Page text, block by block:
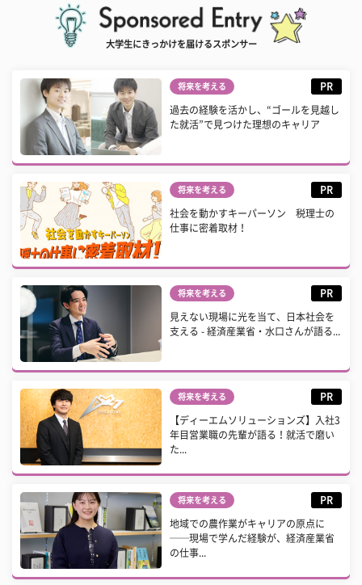
大学生にきっかけを届けるスポンサー
将来を考える PR
過去の経験を活かし、“ゴールを見越し
た就活”で見つけた理想のキャリア
将来を考える PR
社会を動かすキーパーソン 税理士の
仕事に密着取材！
将来を考える PR
見えない現場に光を当て、日本社会を
支える - 経済産業省・水口さんが語る...
将来を考える PR
【ディーエムソリューションズ】入社3
年目営業職の先輩が語る！就活で磨い
た...
将来を考える PR
地域での農作業がキャリアの原点に
──現場で学んだ経験が、経済産業省
の仕事...